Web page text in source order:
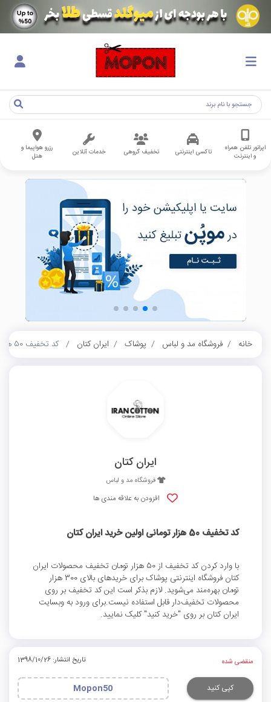
اپراتور تلفن همراه
و اینترنت
تاکسی اینترنتی تخفیف گروهی خدمات آنلاین
رزرو هواپیما و
هتل
خانه فروشگاه مد و لباس پوشاک ایران کتان کد تخفیف 50 هزار تومانی اولین خرید ایران کتان
ایران کتان
فروشگاه مد و لباس
افزودن به علاقه مندی ها
کد تخفیف 50 هزار تومانی اولین خرید ایران کتان
با وارد کردن کد تخفیف از 50 هزار تومان تخفیف محصولات ایران
کتان فروشگاه اینترنتی پوشاک برای خریدهای بالای 300 هزار
تومان بهره‌مند می‌شوید. لازم بذکر است این کد تخفیف بر روی
محصولات تخفیف‌دار قابل استفاده نیست.برای ورود به وبسایت
ایران کتان بر روی "خرید کنید" کلیک نمایید.
منقضی شده تاریخ انتشار: 1398/10/26
کپی کنید Mopon50